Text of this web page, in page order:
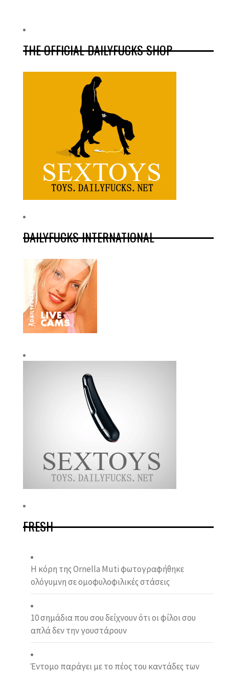
THE OFFICIAL DAILYFUCKS SHOP
DAILYFUCKS INTERNATIONAL
FRESH
Η κόρη της Ornella Muti φωτογραφήθηκε
ολόγυμνη σε ομοφυλοφιλικές στάσεις
10 σημάδια που σου δείχνουν ότι οι φίλοι σου
απλά δεν την γουστάρουν
Έντομο παράγει με το πέος του καντάδες των